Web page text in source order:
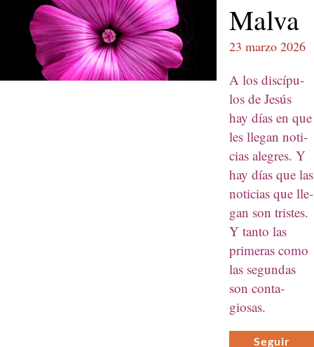
Malva
23 marzo 2026
A los dis­cípu­
los de Jesús
hay días en que
les lle­gan noti­
cias ale­gres. Y
hay días que las
noti­cias que lle­
gan son tristes.
Y tan­to las
primeras como
las segun­das
son con­ta­
giosas.
Seguir